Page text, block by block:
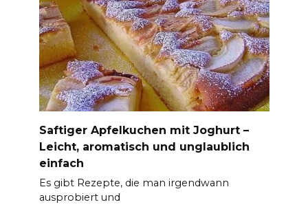
Saftiger Apfelkuchen mit Joghurt –
Leicht, aromatisch und unglaublich
einfach
Es gibt Rezepte, die man irgendwann
ausprobiert und